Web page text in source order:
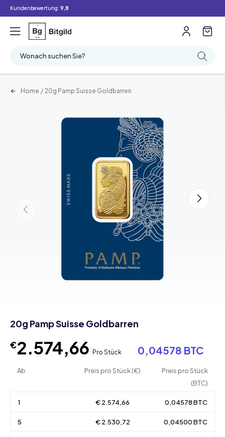
Kundenbewertung: 9,8
Wonach suchen Sie?
Home / 20g Pamp Suisse Goldbarren
20g Pamp Suisse Goldbarren
€2.574,66 Pro Stück 0,04578 BTC
Ab Preis pro Stück (€)
Preis pro Stück
(BTC)
1 € 2.574,66 0,04578 BTC
5 € 2.530,72 0,04500 BTC